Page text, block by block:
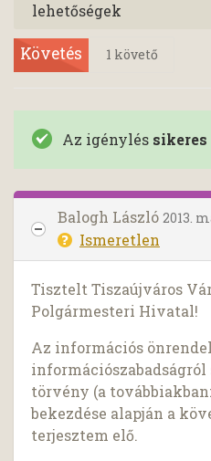
lehetőségek
Követés 1 követő
Az igénylés
Balogh László 2013.
Ismeretlen
Tisztelt Tiszaújváros
Polgármesteri Hivatal!
Az információs
információszabadságról
törvény (a
bekezdése alapján a
terjesztem elő.